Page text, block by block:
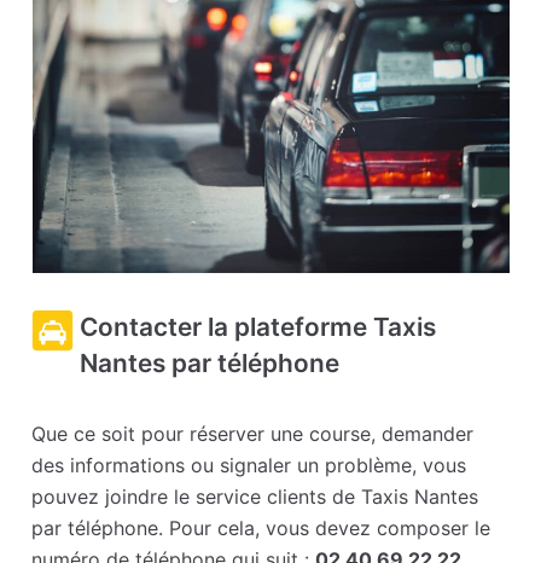
Contacter la plateforme Taxis
Nantes par téléphone
Que ce soit pour réserver une course, demander
des informations ou signaler un problème, vous
pouvez joindre le service clients de Taxis Nantes
par téléphone. Pour cela, vous devez composer le